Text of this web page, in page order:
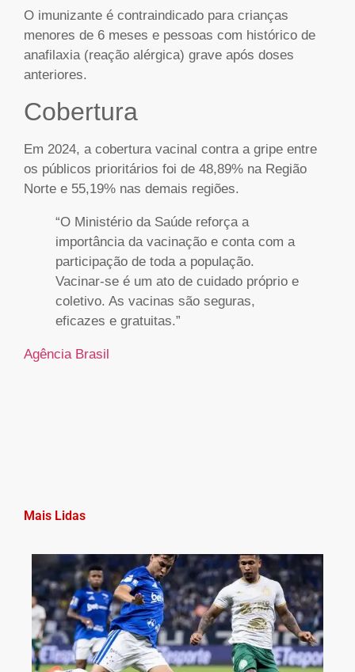
O imunizante é contraindicado para crianças
menores de 6 meses e pessoas com histórico de
anafilaxia (reação alérgica) grave após doses
anteriores.
Cobertura
Em 2024, a cobertura vacinal contra a gripe entre
os públicos prioritários foi de 48,89% na Região
Norte e 55,19% nas demais regiões.
“O Ministério da Saúde reforça a
importância da vacinação e conta com a
participação de toda a população.
Vacinar-se é um ato de cuidado próprio e
coletivo. As vacinas são seguras,
eficazes e gratuitas.”
Agência Brasil
Mais Lidas